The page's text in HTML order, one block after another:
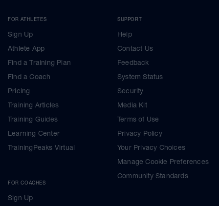
FOR ATHLETES
Sign Up
Athlete App
Find a Training Plan
Find a Coach
Pricing
Training Articles
Training Guides
Learning Center
TrainingPeaks Virtual
FOR COACHES
Sign Up
SUPPORT
Help
Contact Us
Feedback
System Status
Security
Media Kit
Terms of Use
Privacy Policy
Your Privacy Choices
Manage Cookie Preferences
Community Standards